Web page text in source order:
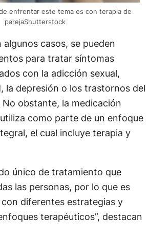
enfrentar este tema es con terapia de
parejaShutterstock
algunos casos, se pueden
para tratar síntomas
con la adicción sexual,
la depresión o los trastornos del
obstante, la medicación
como parte de un enfoque
el cual incluye terapia y
único de tratamiento que
las personas, por lo que es
diferentes estrategias y
terapéuticos”, destacan